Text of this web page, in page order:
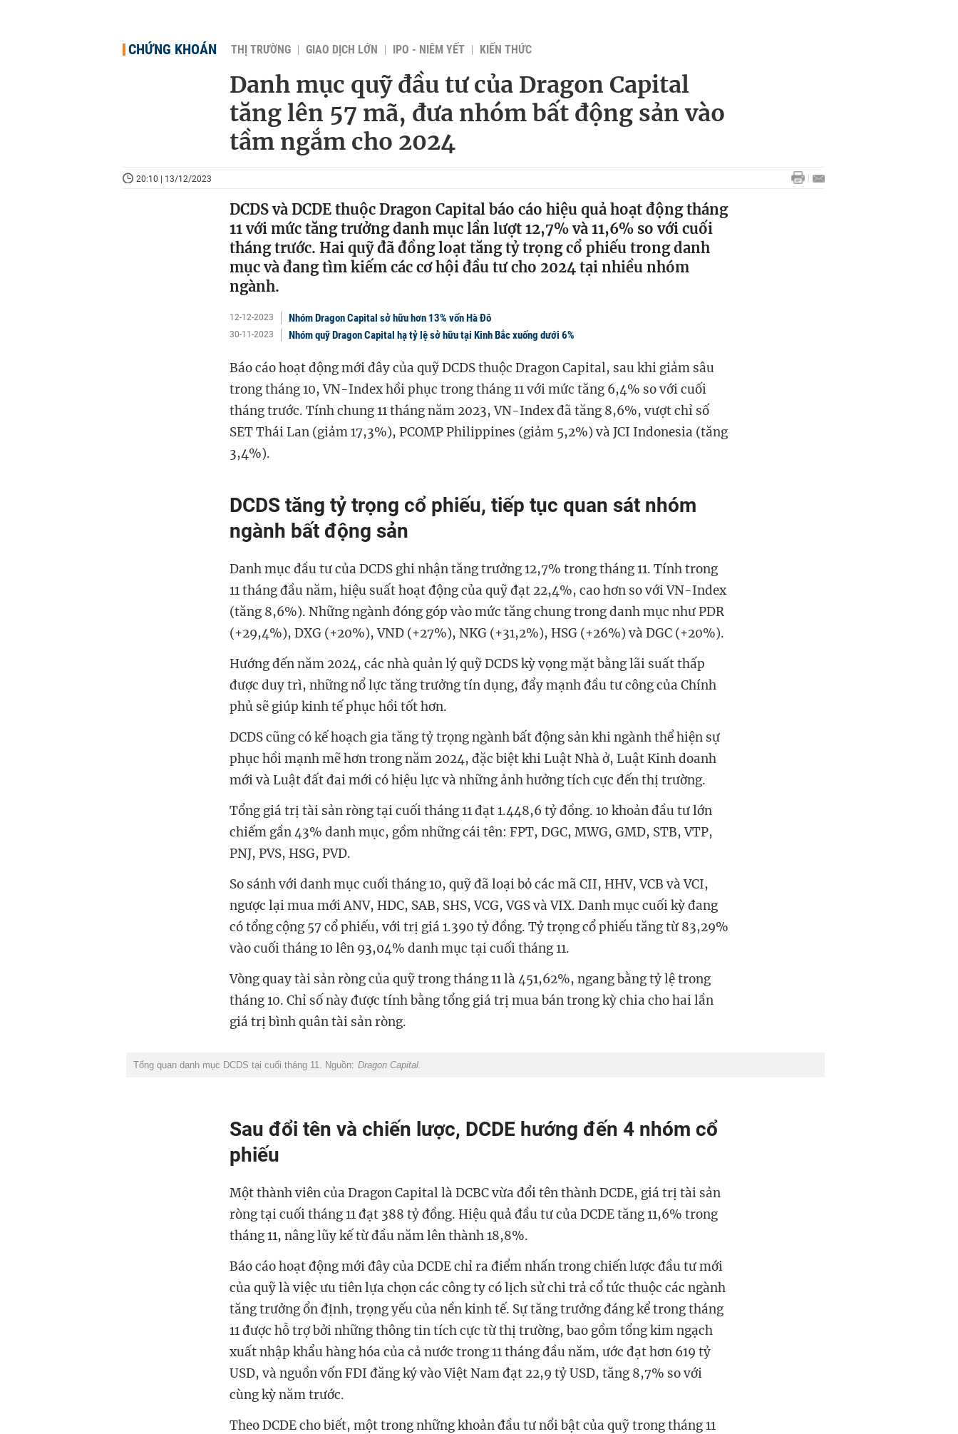
CHỨNG KHOÁN THỊ TRƯỜNG GIAO DỊCH LỚN IPO - NIÊM YẾT KIẾN THỨC
Danh mục quỹ đầu tư của Dragon Capital
tăng lên 57 mã, đưa nhóm bất động sản vào
tầm ngắm cho 2024
20:10 | 13/12/2023
DCDS và DCDE thuộc Dragon Capital báo cáo hiệu quả hoạt động tháng
11 với mức tăng trưởng danh mục lần lượt 12,7% và 11,6% so với cuối
tháng trước. Hai quỹ đã đồng loạt tăng tỷ trọng cổ phiếu trong danh
mục và đang tìm kiếm các cơ hội đầu tư cho 2024 tại nhiều nhóm
ngành.
12-12-2023 Nhóm Dragon Capital sở hữu hơn 13% vốn Hà Đô
30-11-2023 Nhóm quỹ Dragon Capital hạ tỷ lệ sở hữu tại Kinh Bắc xuống dưới 6%
Báo cáo hoạt động mới đây của quỹ DCDS thuộc Dragon Capital, sau khi giảm sâu
trongtháng 10, VN-Index hồi phục trong tháng 11 với mức tăng 6,4% so với cuối
tháng trước. Tính chung 11 tháng năm 2023, VN-Index đã tăng 8,6%, vượt chỉ số
SET Thái Lan (giảm17,3%), PCOMP Philippines (giảm 5,2%) và JCI Indonesia (tăng
3,4%).
DCDS tăng tỷ trọng cổ phiếu, tiếp tục quan sát nhóm
ngành bất động sản
Danh mục đầu tư của DCDS ghi nhận tăng trưởng 12,7% trong tháng 11. Tính trong
11 tháng đầu năm, hiệu suất hoạt động của quỹ đạt 22,4%, cao hơn so với VN-Index
(tăng8,6%). Những ngành đóng góp vào mức tăng chung trong danh mục như PDR
(+29,4%), DXG (+20%), VND (+27%), NKG (+31,2%), HSG (+26%) và DGC (+20%).
Hướng đến năm 2024, các nhà quản lý quỹ DCDSkỳ vọng mặt bằng lãi suất thấp
được duy trì, những nổ lực tăng trưởng tín dụng, đẩy mạnh đầu tư công của Chính
phủ sẽ giúp kinh tế phục hồi tốt hơn.
DCDScũng có kế hoạch gia tăng tỷ trọng ngành bất động sản khi ngành thể hiện sự
phục hồi mạnh mẽ hơn trong năm 2024, đặc biệt khi Luật Nhà ở, Luật Kinh doanh
mới và Luật đất đai mới có hiệu lực và những ảnh hưởng tích cực đến thị trường.
Tổng giá trị tài sản ròng tại cuối tháng 11 đạt 1.448,6 tỷ đồng. 10 khoản đầu tư lớn
chiếm gần 43% danh mục, gồm những cái tên: FPT, DGC, MWG, GMD, STB, VTP,
PNJ, PVS, HSG, PVD.
So sánh với danh mục cuối tháng 10, quỹ đã loại bỏ các mã CII, HHV, VCB và VCI,
ngược lại mua mới ANV, HDC, SAB, SHS, VCG, VGS và VIX. Danh mục cuối kỳ đang
có tổng cộng 57 cổ phiếu, với trị giá 1.390 tỷ đồng. Tỷ trọng cổ phiếu tăng từ 83,29%
vào cuối tháng 10 lên 93,04% danh mục tại cuối tháng 11.
Vòng quay tài sản ròng của quỹ trong tháng 11 là 451,62%, ngang bằng tỷ lệ trong
tháng 10. Chỉ số này được tính bằng tổng giá trị mua bán trong kỳ chia cho hai lần
giá trị bình quân tài sản ròng.
Tổng quan danh mục DCDS tại cuối tháng 11. Nguồn: Dragon Capital.
Sau đổi tên và chiến lược, DCDE hướng đến 4 nhóm cổ
phiếu
Một thành viên của Dragon Capital là DCBC vừa đổi tên thành DCDE, giá trị tài sản
ròng tại cuối tháng 11 đạt 388 tỷ đồng. Hiệu quả đầu tư của DCDE tăng 11,6% trong
tháng 11, nâng lũy kế từ đầu năm lên thành 18,8%.
Báo cáo hoạt động mới đây của DCDE chỉ ra điểm nhấn trong chiến lược đầu tư mới
của quỹ là việc ưu tiên lựa chọn các công ty có lịch sử chi trả cổ tức thuộc các ngành
tăng trưởng ổn định, trọng yếu của nền kinh tế. Sự tăng trưởng đáng kể trong tháng
11 được hỗ trợ bởi những thông tin tích cực từ thị trường, bao gồm tổng kim ngạch
xuất nhập khẩu hàng hóa của cả nước trong 11 tháng đầu năm, ước đạt hơn 619 tỷ
USD, và nguồn vốn FDI đăng ký vào Việt Nam đạt 22,9 tỷ USD, tăng 8,7% so với
cùng kỳ năm trước.
Theo DCDE cho biết, một trong những khoản đầu tư nổi bật của quỹ trong tháng 11